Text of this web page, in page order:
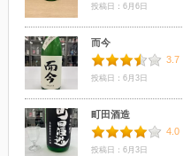
投稿日：6月6日
而今
3.7
投稿日：6月3日
町田酒造
4.0
投稿日：6月3日